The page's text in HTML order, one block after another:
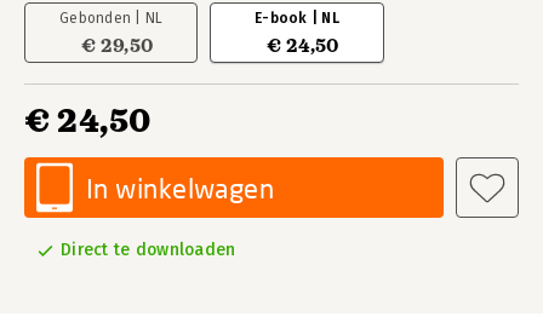
Gebonden | NL
€ 29,50
E-book | NL
€ 24,50
€ 24,50
In winkelwagen
Direct te downloaden